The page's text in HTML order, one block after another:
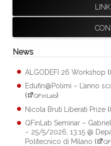
News
ALGODEFI 26 Workshop (
Edufin@Polimi – L’anno
(
QFinLab)
Nicola Bruti Liberati Prize (
QFinLab Seminar –
– 25/5/2026, 13:15 @
Politecnico di Milano (